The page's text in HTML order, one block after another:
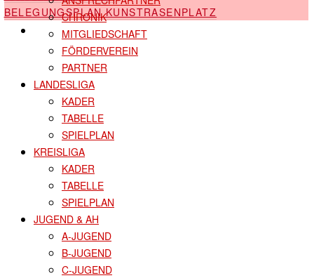
BELEGUNGSPLAN KUNSTRASENPLATZ
SHOP
CHRONIK
MITGLIEDSCHAFT
FÖRDERVEREIN
PARTNER
LANDESLIGA
KADER
TABELLE
SPIELPLAN
KREISLIGA
KADER
TABELLE
SPIELPLAN
JUGEND & AH
A-JUGEND
B-JUGEND
C-JUGEND